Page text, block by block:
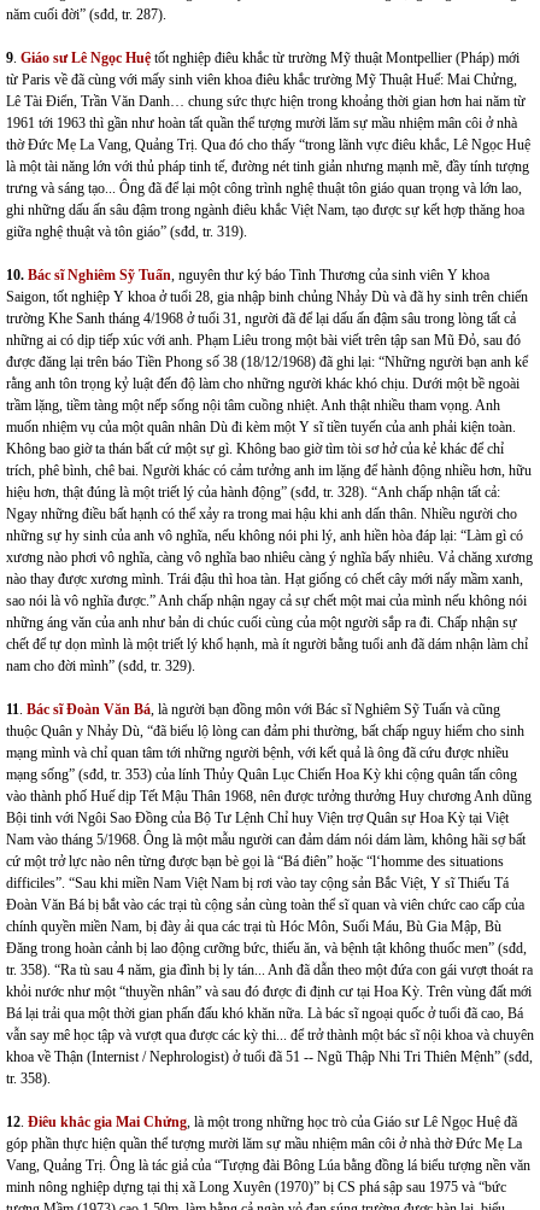
năm cuối đời” (sđd, tr. 287).
9. Giáo sư Lê Ngọc Huệ tốt nghiệp điêu khắc từ trường Mỹ thuật Montpellier (Pháp) mới
từ Paris về đã cùng với mấy sinh viên khoa điêu khắc trường Mỹ Thuật Huế: Mai Chửng,
Lê Tài Điển, Trần Văn Danh… chung sức thực hiện trong khoảng thời gian hơn hai năm từ
1961 tới 1963 thì gần như hoàn tất quần thể tượng mười lăm sự mầu nhiệm mân côi ở nhà
thờ Đức Mẹ La Vang, Quảng Trị. Qua đó cho thấy “trong lãnh vực điêu khắc, Lê Ngọc Huệ
là một tài năng lớn với thủ pháp tinh tế, đường nét tinh giản nhưng mạnh mẽ, đầy tính tượng
trưng và sáng tạo... Ông đã để lại một công trình nghệ thuật tôn giáo quan trọng và lớn lao,
ghi những dấu ấn sâu đậm trong ngành điêu khắc Việt Nam, tạo được sự kết hợp thăng hoa
giữa nghệ thuật và tôn giáo” (sđd, tr. 319).
10. Bác sĩ Nghiêm Sỹ Tuấn, nguyên thư ký báo Tình Thương của sinh viên Y khoa
Saigon, tốt nghiệp Y khoa ở tuổi 28, gia nhập binh chủng Nhảy Dù và đã hy sinh trên chiến
trường Khe Sanh tháng 4/1968 ở tuổi 31, người đã để lại dấu ấn đậm sâu trong lòng tất cả
những ai có dịp tiếp xúc với anh. Phạm Liêu trong một bài viết trên tập san Mũ Đỏ, sau đó
được đăng lại trên báo Tiền Phong số 38 (18/12/1968) đã ghi lại: “Những người bạn anh kể
rằng anh tôn trọng kỷ luật đến độ làm cho những người khác khó chịu. Dưới một bề ngoài
trầm lặng, tiềm tàng một nếp sống nội tâm cuồng nhiệt. Anh thật nhiều tham vọng. Anh
muốn nhiệm vụ của một quân nhân Dù đi kèm một Y sĩ tiền tuyến của anh phải kiện toàn.
Không bao giờ ta thán bất cứ một sự gì. Không bao giờ tìm tòi sơ hở của kẻ khác để chỉ
trích, phê bình, chê bai. Người khác có cảm tưởng anh im lặng để hành động nhiều hơn, hữu
hiệu hơn, thật đúng là một triết lý của hành động” (sđd, tr. 328). “Anh chấp nhận tất cả:
Ngay những điều bất hạnh có thể xảy ra trong mai hậu khi anh dấn thân. Nhiều người cho
những sự hy sinh của anh vô nghĩa, nếu không nói phi lý, anh hiền hòa đáp lại: “Làm gì có
xương nào phơi vô nghĩa, càng vô nghĩa bao nhiêu càng ý nghĩa bấy nhiêu. Vả chăng xương
nào thay được xương mình. Trái đậu thì hoa tàn. Hạt giống có chết cây mới nẩy mầm xanh,
sao nói là vô nghĩa được.” Anh chấp nhận ngay cả sự chết một mai của mình nếu không nói
những áng văn của anh như bản di chúc cuối cùng của một người sắp ra đi. Chấp nhận sự
chết để tự dọn mình là một triết lý khổ hạnh, mà ít người bằng tuổi anh đã dám nhận làm chỉ
nam cho đời mình” (sđd, tr. 329).
11. Bác sĩ Đoàn Văn Bá, là người bạn đồng môn với Bác sĩ Nghiêm Sỹ Tuấn và cũng
thuộc Quân y Nhảy Dù, “đã biểu lộ lòng can đảm phi thường, bất chấp nguy hiểm cho sinh
mạng mình và chỉ quan tâm tới những người bệnh, với kết quả là ông đã cứu được nhiều
mạng sống” (sđd, tr. 353) của lính Thủy Quân Lục Chiến Hoa Kỳ khi cộng quân tấn công
vào thành phố Huế dịp Tết Mậu Thân 1968, nên được tưởng thưởng Huy chương Anh dũng
Bội tinh với Ngôi Sao Đồng của Bộ Tư Lệnh Chỉ huy Viện trợ Quân sự Hoa Kỳ tại Việt
Nam vào tháng 5/1968. Ông là một mẫu người can đảm dám nói dám làm, không hãi sợ bất
cứ một trở lực nào nên từng được bạn bè gọi là “Bá điên” hoặc “l‘homme des situations
difficiles”. “Sau khi miền Nam Việt Nam bị rơi vào tay cộng sản Bắc Việt, Y sĩ Thiếu Tá
Đoàn Văn Bá bị bắt vào các trại tù cộng sản cùng toàn thể sĩ quan và viên chức cao cấp của
chính quyền miền Nam, bị đày ải qua các trại tù Hóc Môn, Suối Máu, Bù Gia Mập, Bù
Đăng trong hoàn cảnh bị lao động cưỡng bức, thiếu ăn, và bệnh tật không thuốc men” (sđd,
tr. 358). “Ra tù sau 4 năm, gia đình bị ly tán... Anh đã dẫn theo một đứa con gái vượt thoát ra
khỏi nước như một “thuyền nhân” và sau đó được đi định cư tại Hoa Kỳ. Trên vùng đất mới
Bá lại trải qua một thời gian phấn đấu khó khăn nữa. Là bác sĩ ngoại quốc ở tuổi đã cao, Bá
vẫn say mê học tập và vượt qua được các kỳ thi... để trở thành một bác sĩ nội khoa và chuyên
khoa về Thận (Internist / Nephrologist) ở tuổi đã 51 -- Ngũ Thập Nhi Tri Thiên Mệnh” (sđd,
tr. 358).
12. Điêu khắc gia Mai Chửng, là một trong những học trò của Giáo sư Lê Ngọc Huệ đã
góp phần thực hiện quần thể tượng mười lăm sự mầu nhiệm mân côi ở nhà thờ Đức Mẹ La
Vang, Quảng Trị. Ông là tác giả của “Tượng đài Bông Lúa bằng đồng lá biểu tượng nền văn
minh nông nghiệp dựng tại thị xã Long Xuyên (1970)” bị CS phá sập sau 1975 và “bức